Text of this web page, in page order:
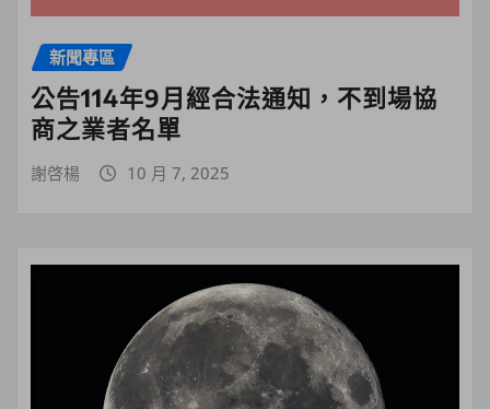
新聞專區
公告114年9月經合法通知，不到場協
商之業者名單
謝啓楊 10 月 7, 2025